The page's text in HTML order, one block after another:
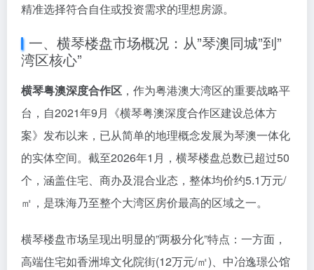
精准选择符合自住或投资需求的理想房源。
一、横琴楼盘市场概况：从”琴澳同城”到”
湾区核心”
横琴粤澳深度合作区 ，作为粤港澳大湾区的重要战略平
台，自2021年9月《横琴粤澳深度合作区建设总体方
案》发布以来，已从简单的地理概念发展为琴澳一体化
的实体空间。截至2026年1月，横琴楼盘总数已超过50
个，涵盖住宅、商办及混合业态，整体均价约5.1万元/
㎡，是珠海乃至整个大湾区房价最高的区域之一。
横琴楼盘市场呈现出明显的”两极分化”特点：一方面，
高端住宅如香洲埠文化院街(12万元/㎡)、中冶逸璟公馆